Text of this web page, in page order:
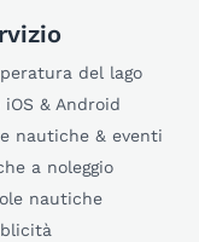
del lago
iOS & Android
nautiche & eventi
a noleggio
nautiche